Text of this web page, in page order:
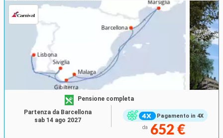
Pagamento in 4X
Pensione completa
da 652 €
Partenza da Barcellona
sab 14 ago 2027